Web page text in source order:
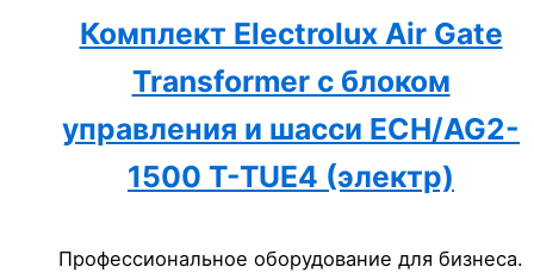
Комплект Electrolux Air Gate
Transformer с блоком
управления и шасси ECH/AG2-
1500 T-TUE4 (электр)
Профессиональное оборудование для бизнеса.